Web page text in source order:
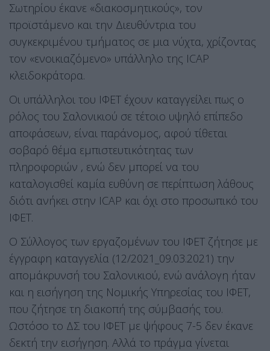
Σωτηρίου έκανε «διακοσμητικούς», τον
προϊστάμενο και την Διευθύντρια του
συγκεκριμένου τμήματος σε μια νύχτα, χρίζοντας
τον «ενοικιαζόμενο» υπάλληλο της ICAP
κλειδοκράτορα.
Οι υπάλληλοι του ΙΦΕΤ έχουν καταγγείλει πως ο
ρόλος του Σαλονικιού σε τέτοιο υψηλό επίπεδο
αποφάσεων, είναι παράνομος, αφού τίθεται
σοβαρό θέμα εμπιστευτικότητας των
πληροφοριών , ενώ δεν μπορεί να του
καταλογισθεί καμία ευθύνη σε περίπτωση λάθους
διότι ανήκει στην ICAP και όχι στο προσωπικό του
ΙΦΕΤ.
Ο Σύλλογος των εργαζομένων του ΙΦΕΤ ζήτησε με
έγγραφη καταγγελία (12/2021_09.03.2021) την
απομάκρυνσή του Σαλονικιού, ενώ ανάλογη ήταν
και η εισήγηση της Νομικής Υπηρεσίας του ΙΦΕΤ,
που ζήτησε τη διακοπή της σύμβασής του.
Ωστόσο το ΔΣ του ΙΦΕΤ με ψήφους 7-5 δεν έκανε
δεκτή την εισήγηση. Αλλά το πράγμα γίνεται